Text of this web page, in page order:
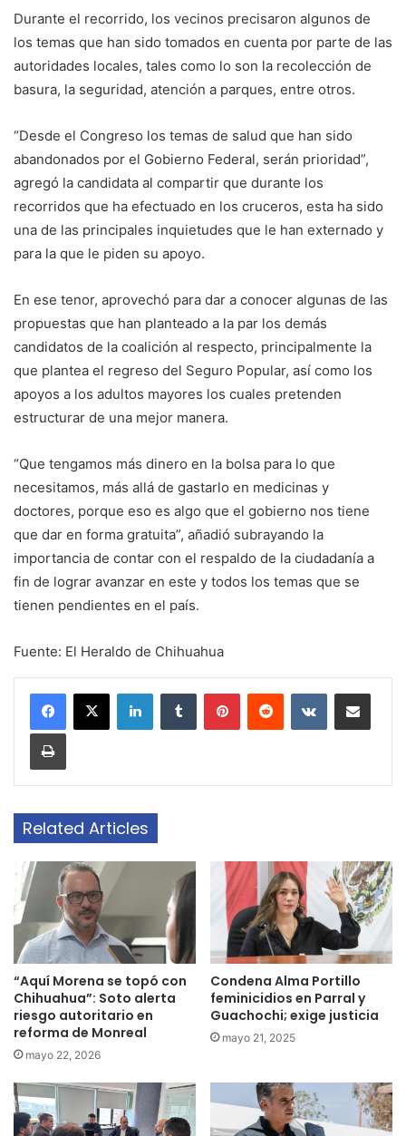
Durante el recorrido, los vecinos precisaron algunos de
los temas que han sido tomados en cuenta por parte de las
autoridades locales, tales como lo son la recolección de
basura, la seguridad, atención a parques, entre otros.
“Desde el Congreso los temas de salud que han sido
abandonados por el Gobierno Federal, serán prioridad”,
agregó la candidata al compartir que durante los
recorridos que ha efectuado en los cruceros, esta ha sido
una de las principales inquietudes que le han externado y
para la que le piden su apoyo.
En ese tenor, aprovechó para dar a conocer algunas de las
propuestas que han planteado a la par los demás
candidatos de la coalición al respecto, principalmente la
que plantea el regreso del Seguro Popular, así como los
apoyos a los adultos mayores los cuales pretenden
estructurar de una mejor manera.
“Que tengamos más dinero en la bolsa para lo que
necesitamos, más allá de gastarlo en medicinas y
doctores, porque eso es algo que el gobierno nos tiene
que dar en forma gratuita”, añadió subrayando la
importancia de contar con el respaldo de la ciudadanía a
fin de lograr avanzar en este y todos los temas que se
tienen pendientes en el país.
Fuente: El Heraldo de Chihuahua
LinkedInTumblr PinterestReddit VKontakteShare via Email
Print
Related Articles
“Aquí Morena se topó con
Chihuahua”: Soto alerta
riesgo autoritario en
reforma de Monreal
mayo 22, 2026
Condena Alma Portillo
feminicidios en Parral y
Guachochi; exige justicia
mayo 21, 2025